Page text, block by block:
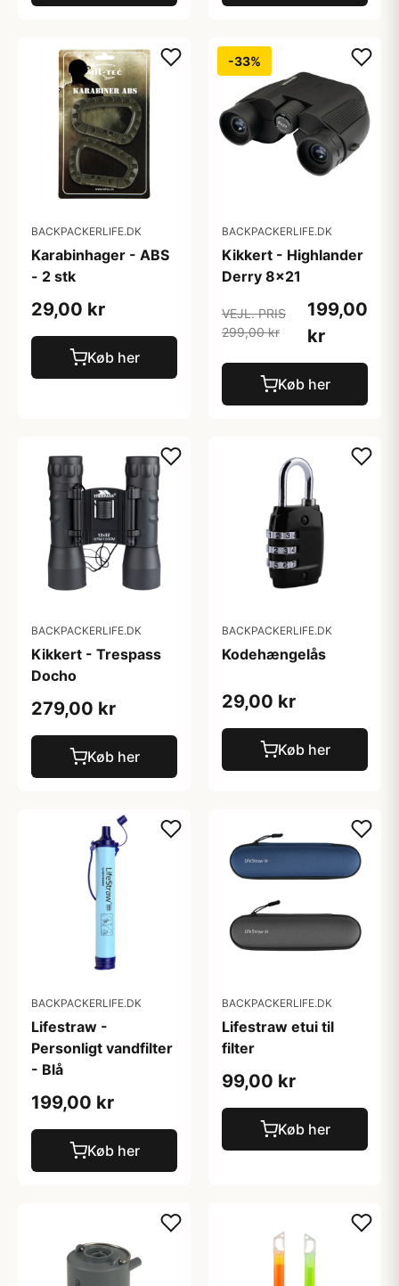
BACKPACKERLIFE.DK
Karabinhager - ABS
- 2 stk
29,00 kr
Køb her
-33%
BACKPACKERLIFE.DK
Kikkert - Highlander
Derry 8x21
VEJL. PRIS
299,00 kr
199,00
kr
Køb her
BACKPACKERLIFE.DK
Kikkert - Trespass
Docho
279,00 kr
Køb her
BACKPACKERLIFE.DK
Kodehængelås
29,00 kr
Køb her
BACKPACKERLIFE.DK
Lifestraw -
Personligt vandfilter
- Blå
199,00 kr
Køb her
BACKPACKERLIFE.DK
Lifestraw etui til
filter
99,00 kr
Køb her